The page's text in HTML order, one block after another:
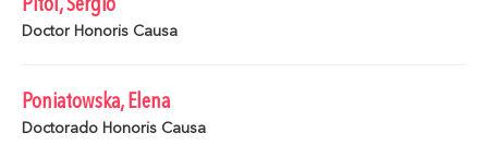
Pitol, Sergio
Doctor Honoris Causa
Poniatowska, Elena
Doctorado Honoris Causa